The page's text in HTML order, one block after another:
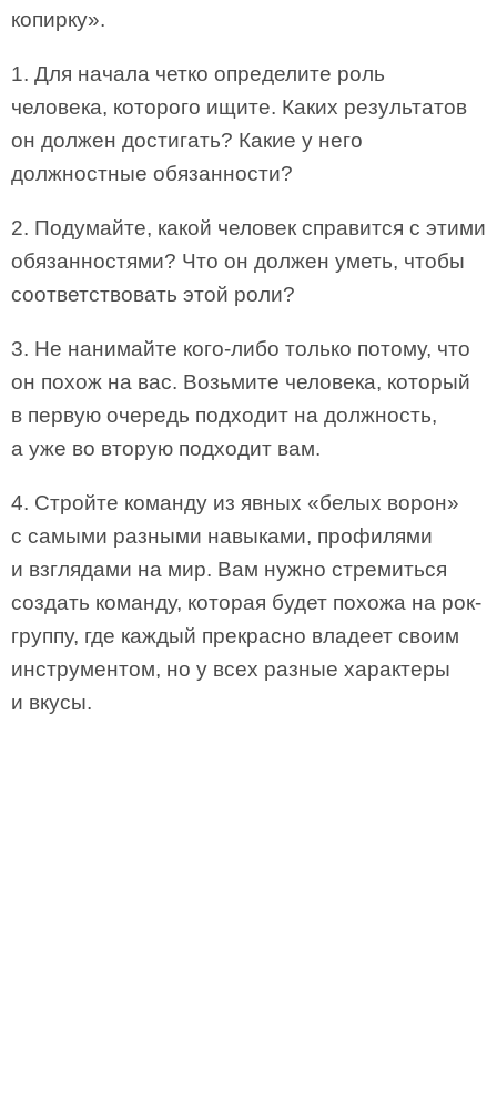
копирку».
1. Для начала четко определите роль
человека, которого ищите. Каких результатов
он должен достигать? Какие у него
должностные обязанности?
2. Подумайте, какой человек справится с этими
обязанностями? Что он должен уметь, чтобы
соответствовать этой роли?
3. Не нанимайте кого-либо только потому, что
он похож на вас. Возьмите человека, который
в первую очередь подходит на должность,
а уже во вторую подходит вам.
4. Стройте команду из явных «белых ворон»
с самыми разными навыками, профилями
и взглядами на мир. Вам нужно стремиться
создать команду, которая будет похожа на рок-
группу, где каждый прекрасно владеет своим
инструментом, но у всех разные характеры
и вкусы.